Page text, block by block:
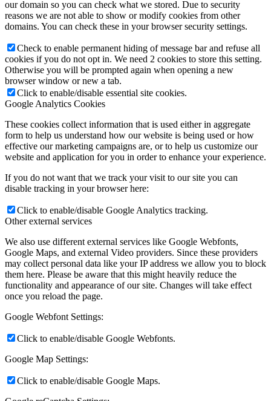
our domain so you can check what we stored. Due to security
reasons we are not able to show or modify cookies from other
domains. You can check these in your browser security settings.
Check to enable permanent hiding of message bar and refuse all
cookies if you do not opt in. We need 2 cookies to store this setting.
Otherwise you will be prompted again when opening a new
browser window or new a tab.
Click to enable/disable essential site cookies.
Google Analytics Cookies
These cookies collect information that is used either in aggregate
form to help us understand how our website is being used or how
effective our marketing campaigns are, or to help us customize our
website and application for you in order to enhance your experience.
If you do not want that we track your visit to our site you can
disable tracking in your browser here:
Click to enable/disable Google Analytics tracking.
Other external services
We also use different external services like Google Webfonts,
Google Maps, and external Video providers. Since these providers
may collect personal data like your IP address we allow you to block
them here. Please be aware that this might heavily reduce the
functionality and appearance of our site. Changes will take effect
once you reload the page.
Google Webfont Settings:
Click to enable/disable Google Webfonts.
Google Map Settings:
Click to enable/disable Google Maps.